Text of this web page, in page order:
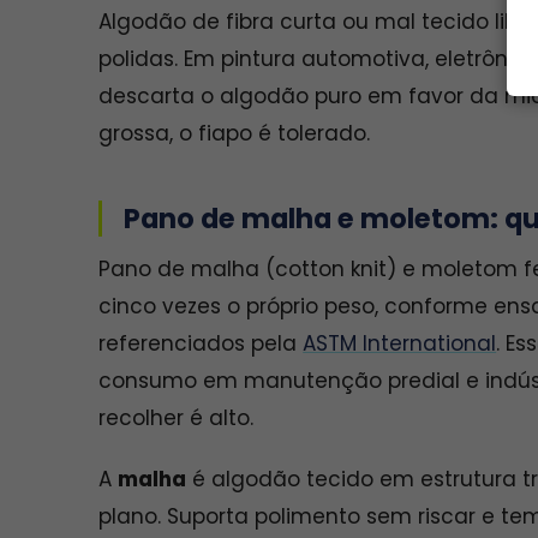
Algodão de fibra curta ou mal tecido
polidas. Em pintura automotiva,
descarta o algodão puro em favor da
grossa, o fiapo é tolerado.
Pano de malha e moletom:
Pano de malha (cotton knit) e moletom
cinco vezes o próprio peso, conforme
referenciados pelaASTM International.
consumo em manutenção predial e
recolher é alto.
A malha é algodão tecido em estrutura
plano. Suporta polimento sem riscar e